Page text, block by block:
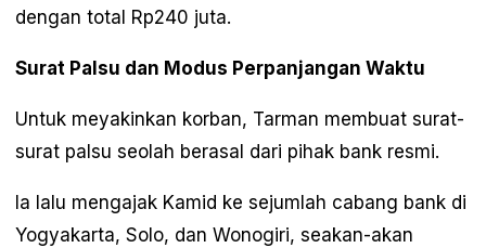
dengan total Rp240 juta.
Surat Palsu dan Modus Perpanjangan Waktu
Untuk meyakinkan korban, Tarman membuat surat-
surat palsu seolah berasal dari pihak bank resmi.
Ia lalu mengajak Kamid ke sejumlah cabang bank di
Yogyakarta, Solo, dan Wonogiri, seakan-akan